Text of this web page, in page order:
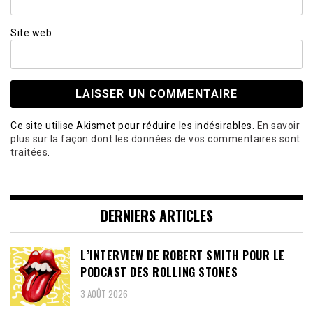
Site web
Ce site utilise Akismet pour réduire les indésirables.
En savoir
plus sur la façon dont les données de vos commentaires sont
traitées
DERNIERS ARTICLES
L’INTERVIEW DE ROBERT SMITH POUR LE
PODCAST DES ROLLING STONES
3 AOÛT 2026